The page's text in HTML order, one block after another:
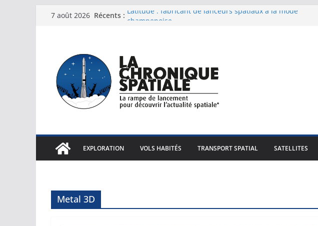
Passer7 août 2026 Récents : Latitude : fabricant de lanceurs spatiaux à la mode
Philippe Baptiste : "C'est une opportunité qui replace la
France et l'Europe au centre du jeu"
Starship emmène sa première charge utile opérationnelle
EXPLORATION VOLS HABITÉS TRANSPORT SPATIAL SATELLITES
Metal 3D